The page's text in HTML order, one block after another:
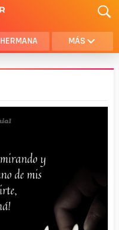
HERMANA MÁS
AMOR
ESPOSO
CUÑADA